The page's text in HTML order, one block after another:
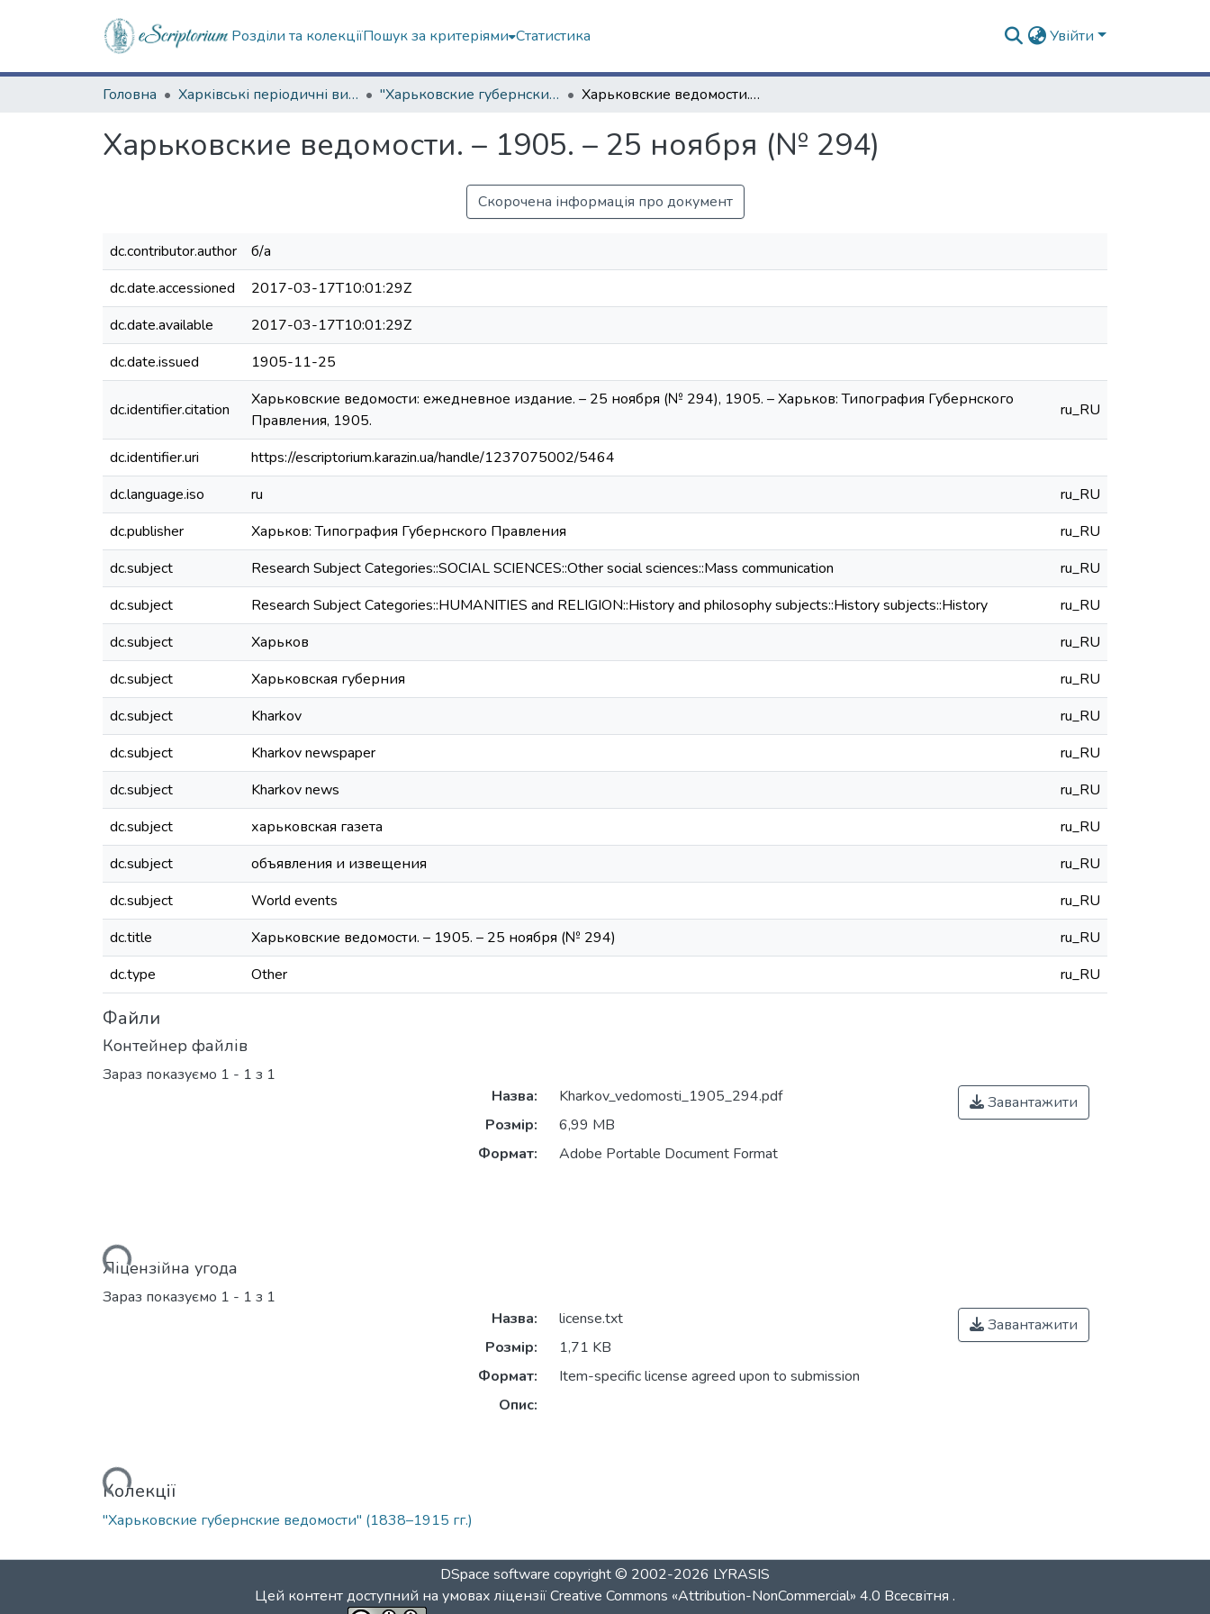
Розділи та колекціїПошук за критеріями Статистика Увійти
Головна Харківські періодичні видання "Харьковские губернские ведомости" (1838–1915 гг.) Харьковские ведомости. – 1905. – 25 ноября (№ 294)
Харьковские ведомости. – 1905. – 25 ноября (№ 294)
Скорочена інформація про документ
dc.contributor.author
б/а
dc.date.accessioned
2017-03-17T10:01:29Z
dc.date.available
2017-03-17T10:01:29Z
dc.date.issued
1905-11-25
dc.identifier.citation
Харьковские ведомости: ежедневное издание. – 25 ноября (№ 294), 1905. – Харьков: Типография Губернского
Правления, 1905.
ru_RU
dc.identifier.uri
https://escriptorium.karazin.ua/handle/1237075002/5464
dc.language.iso
ru
ru_RU
dc.publisher
Харьков: Типография Губернского Правления
ru_RU
dc.subject
Research Subject Categories::SOCIAL SCIENCES::Other social sciences::Mass communication
ru_RU
dc.subject
Research Subject Categories::HUMANITIES and RELIGION::History and philosophy subjects::History subjects::History
ru_RU
dc.subject
Харьков
ru_RU
dc.subject
Харьковская губерния
ru_RU
dc.subject
Kharkov
ru_RU
dc.subject
Kharkov newspaper
ru_RU
dc.subject
Kharkov news
ru_RU
dc.subject
харьковская газета
ru_RU
dc.subject
объявления и извещения
ru_RU
dc.subject
World events
ru_RU
dc.title
Харьковские ведомости. – 1905. – 25 ноября (№ 294)
ru_RU
dc.type
Other ru_RU
Файли
Контейнер файлів
Зараз показуємо 1 - 1 з 1
Вантажиться...
Назва:
Kharkov_vedomosti_1905_294.pdf
Розмір:
6,99 MB
Формат:
Adobe Portable Document Format
Завантажити
Ліцензійна угода
Зараз показуємо 1 - 1 з 1
Вантажиться...
Назва:
license.txt
Розмір:
1,71 KB
Формат:
Item-specific license agreed upon to submission
Опис:
Завантажити
Колекції
"Харьковские губернские ведомости" (1838–1915 гг.)
DSpace software copyright © 2002-2026 LYRASIS
Цей контент доступний на умовах ліцензіїCreative Commons «Attribution-NonCommercial» 4.0 Всесвітня .